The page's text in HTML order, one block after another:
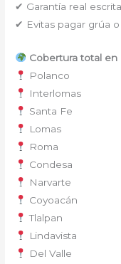
✔ Garantía real escrita
✔ Evitas pagar grúa
Cobertura total
Polanco
Interlomas
Santa Fe
Lomas
Roma
Condesa
Narvarte
Coyoacán
Tlalpan
Lindavista
Del Valle